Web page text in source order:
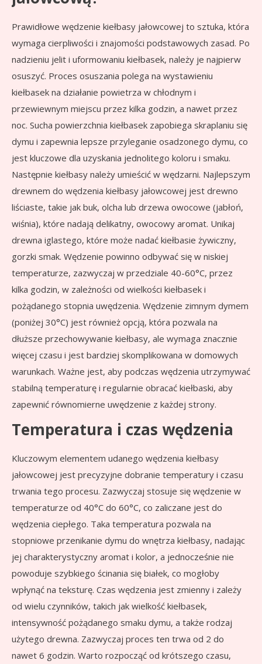
Prawidłowe wędzenie kiełbasy jałowcowej to sztuka, która
wymaga cierpliwości i znajomości podstawowych zasad. Po
nadzieniu jelit i uformowaniu kiełbasek, należy je najpierw
osuszyć. Proces osuszania polega na wystawieniu
kiełbasek na działanie powietrza w chłodnym i
przewiewnym miejscu przez kilka godzin, a nawet przez
noc. Sucha powierzchnia kiełbasek zapobiega skraplaniu się
dymu i zapewnia lepsze przyleganie osadzonego dymu, co
jest kluczowe dla uzyskania jednolitego koloru i smaku.
Następnie kiełbasy należy umieścić w wędzarni. Najlepszym
drewnem do wędzenia kiełbasy jałowcowej jest drewno
liściaste, takie jak buk, olcha lub drzewa owocowe (jabłoń,
wiśnia), które nadają delikatny, owocowy aromat. Unikaj
drewna iglastego, które może nadać kiełbasie żywiczny,
gorzki smak. Wędzenie powinno odbywać się w niskiej
temperaturze, zazwyczaj w przedziale 40-60°C, przez
kilka godzin, w zależności od wielkości kiełbasek i
pożądanego stopnia uwędzenia. Wędzenie zimnym dymem
(poniżej 30°C) jest również opcją, która pozwala na
dłuższe przechowywanie kiełbasy, ale wymaga znacznie
więcej czasu i jest bardziej skomplikowana w domowych
warunkach. Ważne jest, aby podczas wędzenia utrzymywać
stabilną temperaturę i regularnie obracać kiełbaski, aby
zapewnić równomierne uwędzenie z każdej strony.
Temperatura i czas wędzenia
Kluczowym elementem udanego wędzenia kiełbasy
jałowcowej jest precyzyjne dobranie temperatury i czasu
trwania tego procesu. Zazwyczaj stosuje się wędzenie w
temperaturze od 40°C do 60°C, co zaliczane jest do
wędzenia ciepłego. Taka temperatura pozwala na
stopniowe przenikanie dymu do wnętrza kiełbasy, nadając
jej charakterystyczny aromat i kolor, a jednocześnie nie
powoduje szybkiego ścinania się białek, co mogłoby
wpłynąć na teksturę. Czas wędzenia jest zmienny i zależy
od wielu czynników, takich jak wielkość kiełbasek,
intensywność pożądanego smaku dymu, a także rodzaj
użytego drewna. Zazwyczaj proces ten trwa od 2 do
nawet 6 godzin. Warto rozpocząć od krótszego czasu,